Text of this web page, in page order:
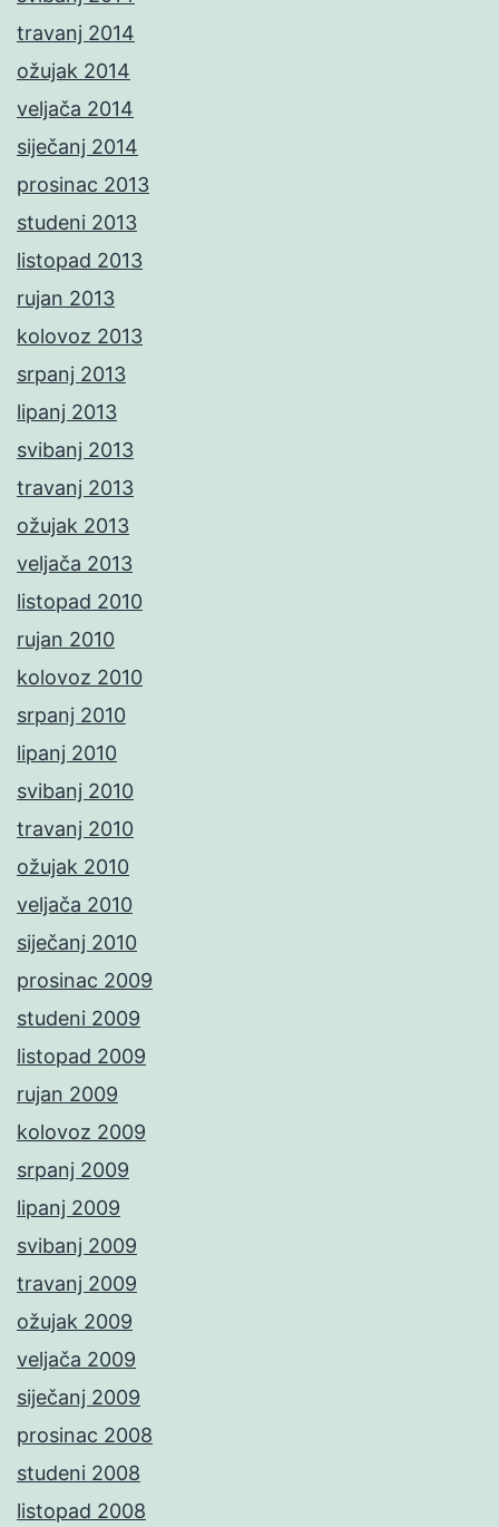
travanj 2014
ožujak 2014
veljača 2014
siječanj 2014
prosinac 2013
studeni 2013
listopad 2013
rujan 2013
kolovoz 2013
srpanj 2013
lipanj 2013
svibanj 2013
travanj 2013
ožujak 2013
veljača 2013
listopad 2010
rujan 2010
kolovoz 2010
srpanj 2010
lipanj 2010
svibanj 2010
travanj 2010
ožujak 2010
veljača 2010
siječanj 2010
prosinac 2009
studeni 2009
listopad 2009
rujan 2009
kolovoz 2009
srpanj 2009
lipanj 2009
svibanj 2009
travanj 2009
ožujak 2009
veljača 2009
siječanj 2009
prosinac 2008
studeni 2008
listopad 2008